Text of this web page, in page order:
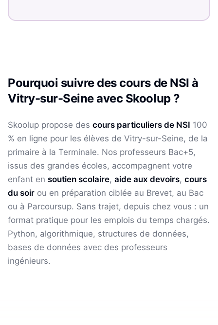
Pourquoi suivre des cours de NSI à
Vitry-sur-Seineavec Skoolup ?
Skoolup propose des cours particuliers de NSI 100
% en ligne pour les élèves de Vitry-sur-Seine, de la
primaire à la Terminale. Nos professeurs Bac+5,
issus des grandes écoles, accompagnent votre
enfant en soutien scolaire, aide aux devoirs, cours
du soir ou en préparation ciblée au Brevet, au Bac
ou à Parcoursup. Sans trajet, depuis chez vous : un
format pratique pour les emplois du temps chargés.
Python, algorithmique, structures de données,
bases de données avec des professeurs
ingénieurs.